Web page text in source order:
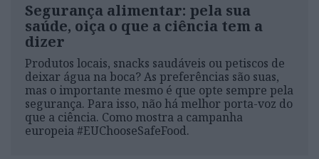
Segurança alimentar: pela sua
saúde, oiça o que a ciência tem a
dizer
Produtos locais, snacks saudáveis ou petiscos de
deixar água na boca? As preferências são suas,
mas o importante mesmo é que opte sempre pela
segurança. Para isso, não há melhor porta-voz do
que a ciência. Como mostra a campanha
europeia #EUChooseSafeFood.